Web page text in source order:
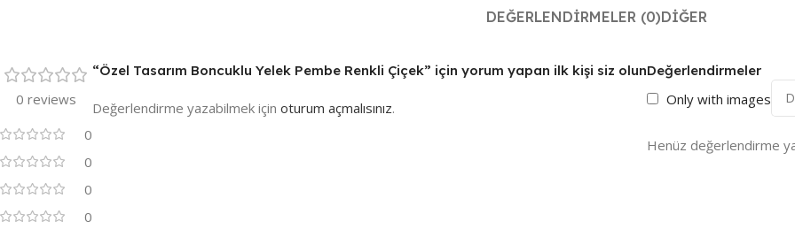
DEĞERLENDIRMELER (0)DIĞER
0 reviews
0
0
0
0
Değerlendirmeler
Only with images
Henüz değerlendirme
“Özel Tasarım Boncuklu Yelek Pembe Renkli Çiçek” için yorum yapan ilk kişi siz olun
Değerlendirme yazabilmek için oturum açmalısınız.